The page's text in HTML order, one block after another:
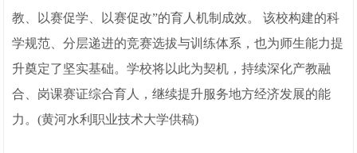
教、以赛促学、以赛促改”的育人机制成效。 该校构建的科
学规范、分层递进的竞赛选拔与训练体系，也为师生能力提
升奠定了坚实基础。学校将以此为契机，持续深化产教融
合、岗课赛证综合育人，继续提升服务地方经济发展的能
力。(黄河水利职业技术大学供稿)